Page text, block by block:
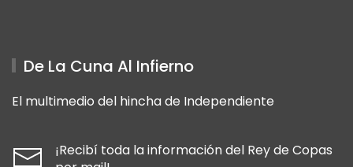
De La Cuna Al Infierno
El multimedio del hincha de Independiente
¡Recibí toda la información del Rey de Copas